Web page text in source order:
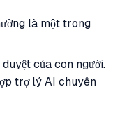
là một trong
của con người.
trợ lý AI chuyên